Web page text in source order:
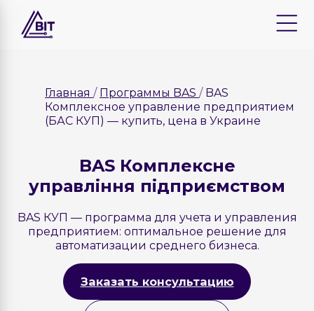
Главная Программы BAS
BAS
Комплексное управление предприятием
(БАС КУП) — купить, цена в Украине
BAS Комплексне
управління підприємством
BAS КУП — программа для учета и управления
предприятием: оптимальное решение для
автоматизации среднего бизнеса.
Заказать консультацию